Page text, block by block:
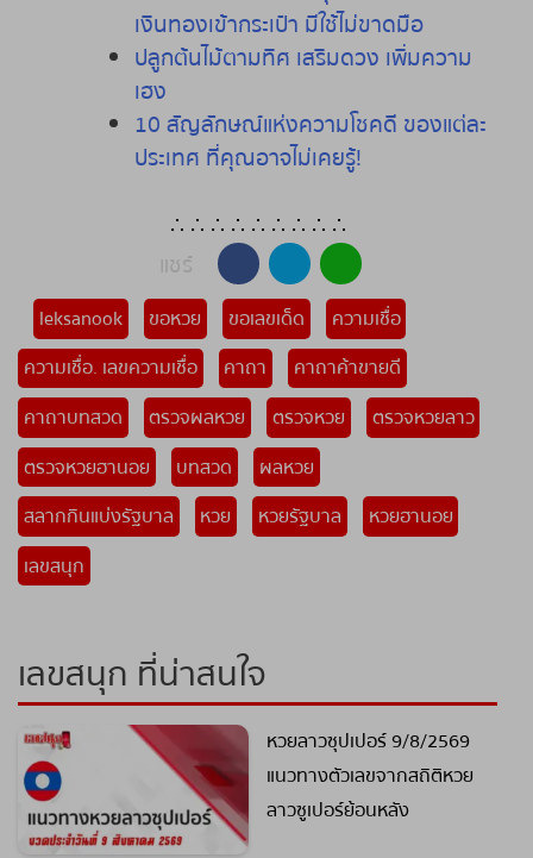
เงินทองเข้ากระเป๋า มีใช้ไม่ขาดมือ
ปลูกต้นไม้ตามทิศ เสริมดวง เพิ่มความ
เฮง
10 สัญลักษณ์แห่งความโชคดี ของแต่ละ
ประเทศ ที่คุณอาจไม่เคยรู้!
∴ ∴ ∴ ∴ ∴ ∴ ∴ ∴ ∴
แชร์
leksanook ขอหวย ขอเลขเด็ด
ความเชื่อ
ความเชื่อ. เลขความเชื่อ
คาถา
คาถาค้าขายดี
คาถาบทสวด
ตรวจผลหวย ตรวจหวย
ตรวจหวยลาว
ตรวจหวยฮานอย
บทสวด
ผลหวย
สลากกินแบ่งรัฐบาล
หวย หวยรัฐบาล
หวยฮานอย
เลขสนุก
เลขสนุก ที่น่าสนใจ
หวยลาวซุปเปอร์ 9/8/2569
แนวทางตัวเลขจากสถิติหวย
ลาวซูเปอร์ย้อนหลัง